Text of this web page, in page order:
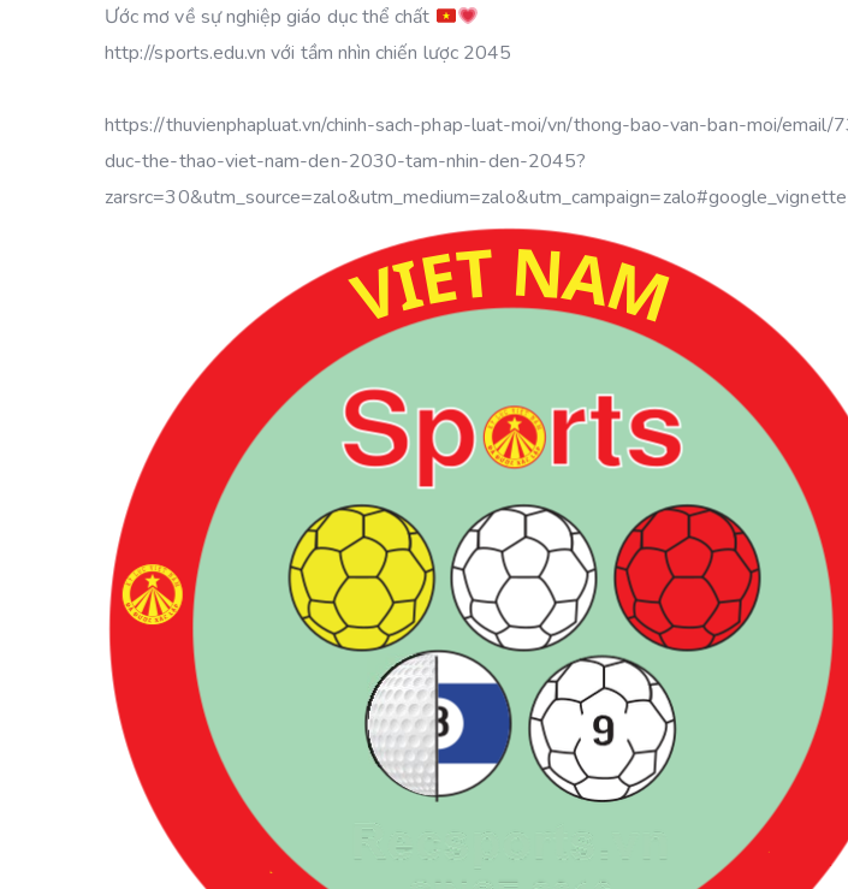
Ước mơ về sự nghiệp giáo dục thể chất
http://sports.edu.vn với tầm nhìn chiến lược 2045
https://thuvienphapluat.vn/chinh-sach-phap-luat-moi/vn/thong-bao-van-ban-moi/
duc-the-thao-viet-nam-den-2030-tam-nhin-den-2045?
zarsrc=30&utm_source=zalo&utm_medium=zalo&utm_campaign=zalo#google_vignette